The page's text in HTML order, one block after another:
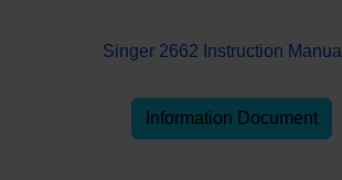
Singer 2662 Instruction Manual
Information Document